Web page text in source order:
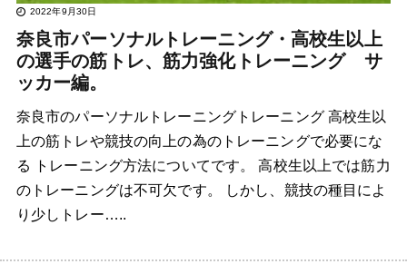
2022年9月30日
奈良市パーソナルトレーニング・高校生以上
の選手の筋トレ、筋力強化トレーニング サ
ッカー編。
奈良市のパーソナルトレーニングトレーニング 高校生以
上の筋トレや競技の向上の為のトレーニングで必要にな
る トレーニング方法についてです。 高校生以上では筋力
のトレーニングは不可欠です。 しかし、競技の種目によ
り少しトレー…..